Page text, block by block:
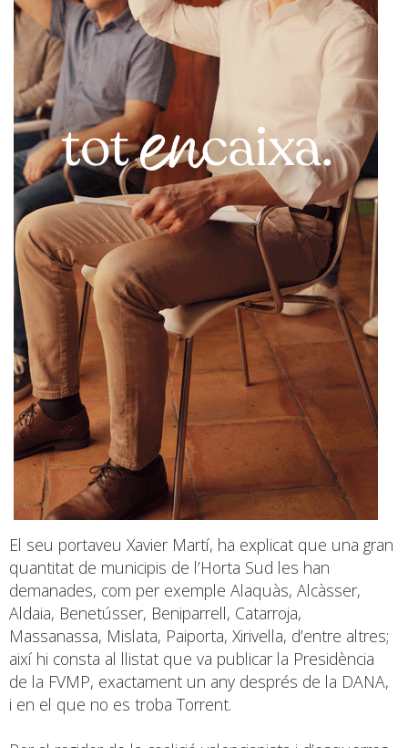
El seu portaveu Xavier Martí, ha explicat que una gran
quantitat de municipis de l’Horta Sud les han
demanades, com per exemple Alaquàs, Alcàsser,
Aldaia, Benetússer, Beniparrell, Catarroja,
Massanassa, Mislata, Paiporta, Xirivella, d’entre altres;
així hi consta al llistat que va publicar la Presidència
de la FVMP, exactament un any després de la DANA,
i en el que no es troba Torrent.